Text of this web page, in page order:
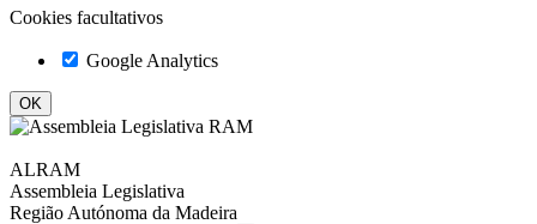
Cookies facultativos
Google Analytics
ALRAM
Assembleia Legislativa
Região Autónoma da Madeira